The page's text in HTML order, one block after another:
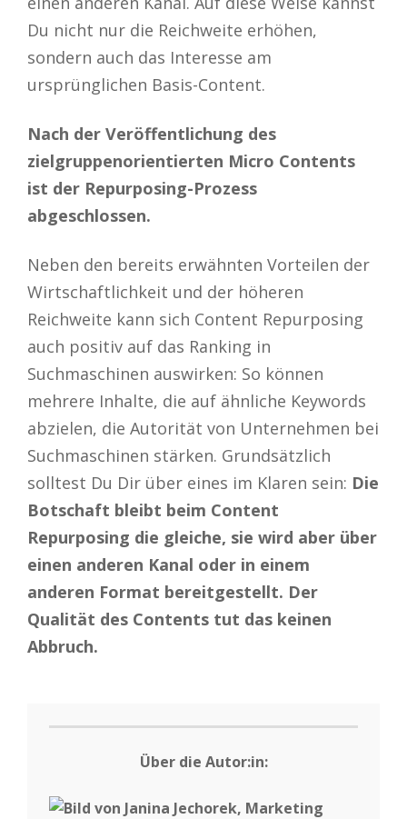
Du nicht nur die Reichweite erhöhen,
sondern auch das Interesse am
ursprünglichen Basis-Content.
Nach der Veröffentlichung des
zielgruppenorientierten Micro Contents
ist der Repurposing-Prozess
abgeschlossen.
Neben den bereits erwähnten Vorteilen der
Wirtschaftlichkeit und der höheren
Reichweite kann sich Content Repurposing
auch positiv auf das Ranking in
Suchmaschinen auswirken: So können
mehrere Inhalte, die auf ähnliche Keywords
abzielen, die Autorität von Unternehmen bei
Suchmaschinen stärken. Grundsätzlich
solltest Du Dir über eines im Klaren sein: Die
Botschaft bleibt beim Content
Repurposing die gleiche, sie wird aber über
einen anderen Kanal oder in einem
anderen Format bereitgestellt. Der
Qualität des Contents tut das keinen
Abbruch.
Über die Autor:in: